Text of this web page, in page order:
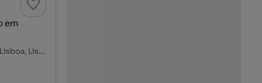
em
Estrada do Calhariz de Benfica, Fonte Nova - Calhariz, Benfica, Lisboa, Lisboa